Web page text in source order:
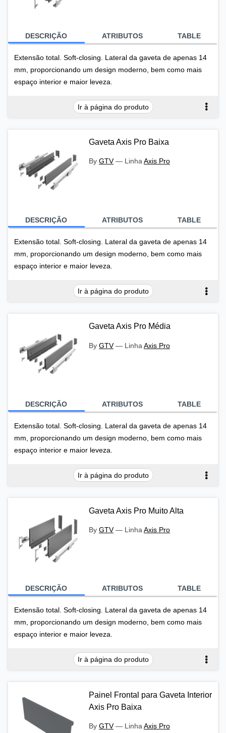
DESCRIÇÃO ATRIBUTOS TABLE
Extensão total. Soft-closing. Lateral da gaveta de apenas 14
mm, proporcionando um design moderno, bem como mais
espaço interior e maior leveza.
Ir à página do produto
Gaveta Axis Pro Baixa
By GTV— LinhaAxis Pro
DESCRIÇÃO ATRIBUTOS TABLE
Extensão total. Soft-closing. Lateral da gaveta de apenas 14
mm, proporcionando um design moderno, bem como mais
espaço interior e maior leveza.
Ir à página do produto
Gaveta Axis Pro Média
By GTV— Linha Axis Pro
DESCRIÇÃO ATRIBUTOS TABLE
Extensão total. Soft-closing. Lateral da gaveta de apenas 14
mm, proporcionando um design moderno, bem como mais
espaço interior e maior leveza.
Ir à página do produto
Gaveta Axis Pro Muito Alta
By GTV— Linha Axis Pro
DESCRIÇÃO ATRIBUTOS TABLE
Extensão total. Soft-closing. Lateral da gaveta de apenas 14
mm, proporcionando um design moderno, bem como mais
espaço interior e maior leveza.
Ir à página do produto
Painel Frontal para Gaveta Interior
Axis Pro Baixa
By GTV— Linha Axis Pro